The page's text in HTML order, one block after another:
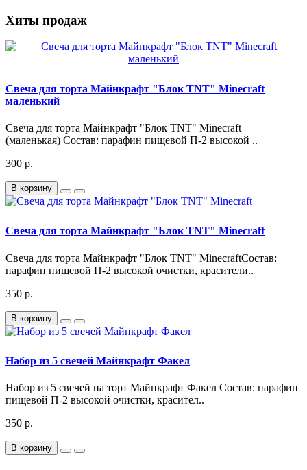
Хиты продаж
Свеча для торта Майнкрафт "Блок TNT" Minecraft
маленький
Свеча для торта Майнкрафт "Блок TNT" Minecraft
(маленькая) Состав: парафин пищевой П-2 высокой ..
300 р.
В корзину
Свеча для торта Майнкрафт "Блок TNT" Minecraft
Свеча для торта Майнкрафт "Блок TNT" MinecraftСостав:
парафин пищевой П-2 высокой очистки, красители..
350 р.
В корзину
Набор из 5 свечей Майнкрафт Факел
Набор из 5 свечей на торт Майнкрафт Факел Состав: парафин
пищевой П-2 высокой очистки, красител..
350 р.
В корзину